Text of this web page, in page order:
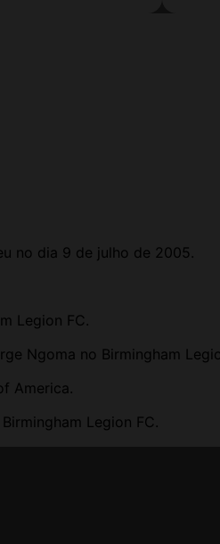
no dia 9 de julho de 2005.
Legion FC.
Ngoma no Birmingham
America.
Legion FC.